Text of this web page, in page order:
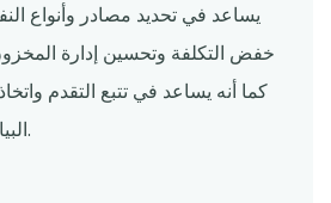
يساعد في تحديد مصادر وأنواع
خفض التكلفة وتحسين إدارة
كما أنه يساعد في تتبع التقدم
البيانات لتقليل النفايات.